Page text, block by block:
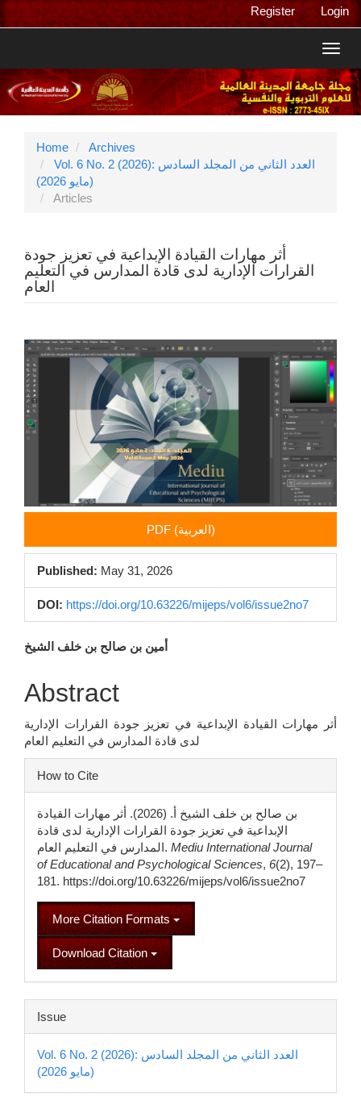
Navigation
Sidebar
Register Login
Home
Archives
Vol. 6 No. 2 (2026): العدد الثاني من المجلد السادس
(مايو 2026)
Articles
أثر مهارات القيادة الإبداعية في تعزيز جودة
القرارات الإدارية لدى قادة المدارس في التعليم
العام
Article
Sidebar
PDF (العربية)
Published: May 31, 2026
DOI: https://doi.org/10.63226/mijeps/vol6/issue2no7
Main
Article
Content
أمين بن صالح بن خلف الشيخ
Abstract
أثر مهارات القيادة الإبداعية في تعزيز جودة القرارات الإدارية
لدى قادة المدارس في التعليم العام
Article
Details
How to Cite
بن صالح بن خلف الشيخ أ. (2026). أثر مهارات القيادة
الإبداعية في تعزيز جودة القرارات الإدارية لدى قادة
المدارس في التعليم العام. Mediu International Journal
of Educational and Psychological Sciences, 6(2), 197–
181. https://doi.org/10.63226/mijeps/vol6/issue2no7
More Citation Formats
Download Citation
Issue
Vol. 6 No. 2 (2026): العدد الثاني من المجلد السادس
(مايو 2026)